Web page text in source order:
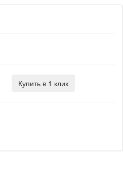
Купить в 1 клик